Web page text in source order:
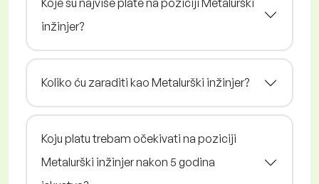
Koje su najviše plate na poziciji Metalurški
inžinjer?
Koliko ću zaraditi kao Metalurški inžinjer?
Koju platu trebam očekivati na poziciji
Metalurški inžinjer nakon 5 godina